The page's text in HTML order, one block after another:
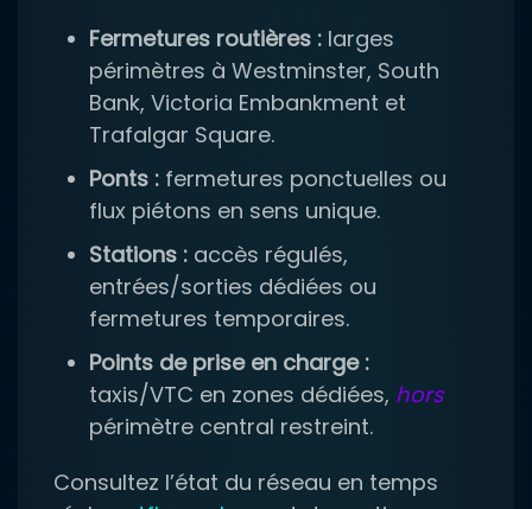
Fermetures routières : larges
périmètres à Westminster, South
Bank, Victoria Embankment et
Trafalgar Square.
Ponts : fermetures ponctuelles ou
flux piétons en sens unique.
Stations : accès régulés,
entrées/sorties dédiées ou
fermetures temporaires.
Points de prise en charge :
taxis/VTC en zones dédiées, hors
périmètre central restreint.
Consultez l’état du réseau en temps